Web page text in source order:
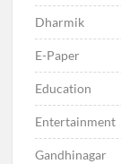
Dharmik
E-Paper
Education
Entertainment
Gandhinagar